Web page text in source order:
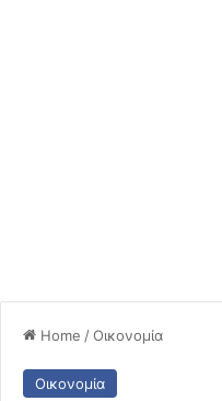
Home /Οικονομία
Οικονομία